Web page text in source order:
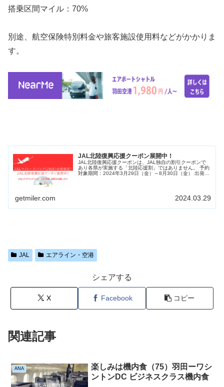
搭乗区間マイル：70%
別途、航空保険特別料金や旅客施設使用料などがかかりま
す。
JAL北陸復興応援クーポン展開中！
JAL北陸復興応援クーポンは、JAL独自の割引クーポンで
あり各県が実施する「北陸応援割」ではありません。 予約
対象期間：2024年3月29日（金）～8月30日（金） 出発対
getmiler.com 2024.03.29
JAL エアライン・空港
シェアする
X Facebook コピー
関連記事
ANA
楽しみは機内食（75）羽田ーワシ
ントンDC ビジネスクラス機内食